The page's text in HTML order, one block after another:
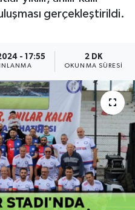
gerçekleştirildi.
- 17:55 2 DK
OKUNMA SÜRESI